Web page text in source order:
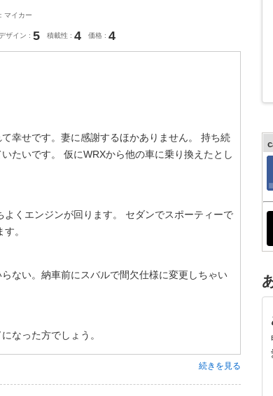
マイカー
デザイン 5 積載性 4 価格 4
幸せです。妻に感謝するほかありません。 持ち続
たいです。 仮にWRXから他の車に乗り換えたとし
くエンジンが回ります。 セダンでスポーティーで
。
ない。納車前にスバルで間欠仕様に変更しちゃい
なった方でしょう。
続きを見る